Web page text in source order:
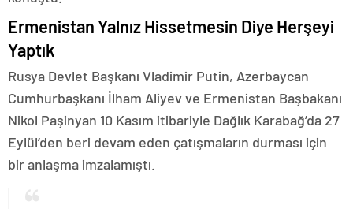
Ermenistan Yalnız Hissetmesin Diye Herşeyi
Yaptık
Rusya Devlet Başkanı Vladimir Putin, Azerbaycan
Cumhurbaşkanı İlham Aliyev ve Ermenistan Başbakanı
Nikol Paşinyan 10 Kasım itibariyle Dağlık Karabağ’da 27
Eylül’den beri devam eden çatışmaların durması için
bir anlaşma imzalamıştı.